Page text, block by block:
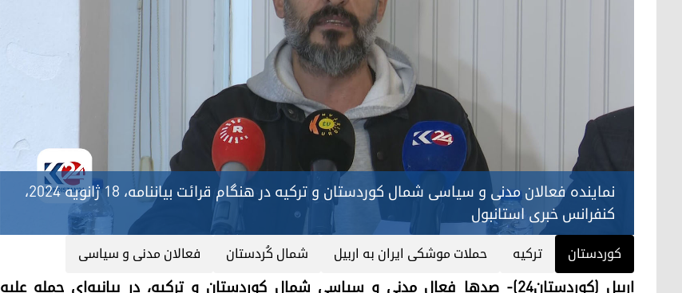
نماینده فعالان مدنی و سیاسی شمال کوردستان و ترکیه در هنگام قرائت بیاننامه، ١٨ ژانویه ٢٠٢٤،
کنفرانس خبری استانبول
کوردستان ترکیه حملات موشکی ایران به اربیل شمال کُردستان فعالان مدنی و سیاسی